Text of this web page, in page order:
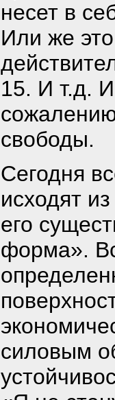
несет в
Или же
15. И т.д.
свободы.
Сегодня
исходят
его
форма».
силовым